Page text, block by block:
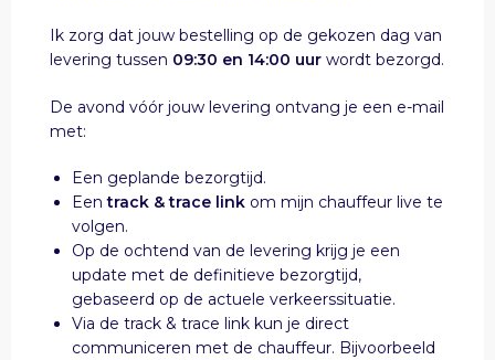
Ik zorg dat jouw bestelling op de gekozen dag van
levering tussen 09:30 en 14:00 uur wordt bezorgd.
De avond vóór jouw levering ontvang je een e-mail
met:
Een geplande bezorgtijd.
Eentrack & trace link om mijn chauffeur live te
volgen.
Op de ochtend van de levering krijg je een
update met de definitieve bezorgtijd,
gebaseerd op de actuele verkeerssituatie.
Via de track & trace link kun je direct
communiceren met de chauffeur. Bijvoorbeeld